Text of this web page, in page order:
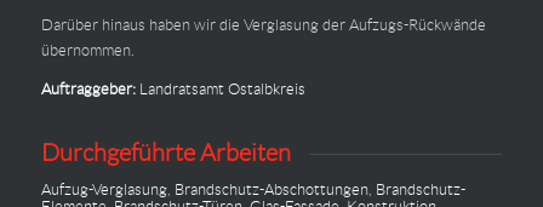
Darüber hinaus haben wir die Verglasung der Aufzugs-Rückwände
übernommen.
Auftraggeber: Landratsamt Ostalbkreis
Durchgeführte Arbeiten
Aufzug-Verglasung, Brandschutz-Abschottungen, Brandschutz-